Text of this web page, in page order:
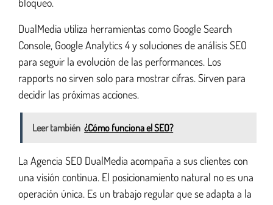
DualMedia utiliza herramientas como Google Search
Console, Google Analytics 4 y soluciones de análisis SEO
para seguir la evolución de las performances. Los
rapports no sirven solo para mostrar cifras. Sirven para
decidir las próximas acciones.
Leer también ¿Cómo funciona el SEO?
La Agencia SEO DualMedia acompaña a sus clientes con
una visión continua. El posicionamiento natural no es una
operación única. Es un trabajo regular que se adapta a la